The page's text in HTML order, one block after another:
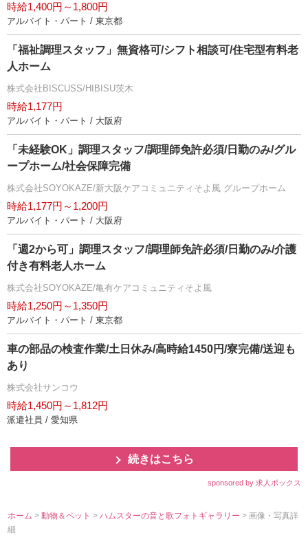
時給1,400円～1,800円
アルバイト・パート / 東京都
「福祉調理スタッフ」無資格可/シフト相談可/住宅型有料老
人ホーム
株式会社BISCUSS/HIBISU茨木
時給1,177円
アルバイト・パート / 大阪府
「未経験OK」調理スタッフ/調理師免許必須/日勤のみ/グル
ープホーム/社会保障完備
株式会社SOYOKAZE/新大阪ケアコミュニティそよ風 グループホーム
時給1,177円～1,200円
アルバイト・パート / 大阪府
「週2から可」調理スタッフ/調理師免許必須/日勤のみ/介護
付き有料老人ホーム
株式会社SOYOKAZE/亀有ケアコミュニティそよ風
時給1,250円～1,350円
アルバイト・パート / 東京都
車の部品の検査作業/土日休み/高時給1450円/寮完備/送迎も
あり
株式会社サンコウ
時給1,450円～1,812円
派遣社員 / 愛知県
続きはこちら
sponsored by 求人ボックス
ホーム >動物＆ペット>ハムスターの音と歌フォトギャラリー> 画像・写真詳
細